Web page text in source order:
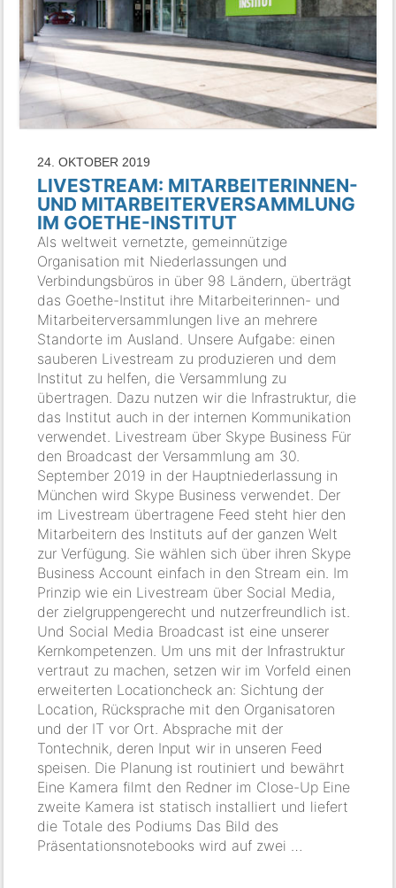
24. OKTOBER 2019
LIVESTREAM: MITARBEITERINNEN-
UND MITARBEITERVERSAMMLUNG
IM GOETHE-INSTITUT
Als weltweit vernetzte, gemeinnützige
Organisation mit Niederlassungen und
Verbindungsbüros in über 98 Ländern, überträgt
das Goethe-Institut ihre Mitarbeiterinnen- und
Mitarbeiterversammlungen live an mehrere
Standorte im Ausland. Unsere Aufgabe: einen
sauberen Livestream zu produzieren und dem
Institut zu helfen, die Versammlung zu
übertragen. Dazu nutzen wir die Infrastruktur, die
das Institut auch in der internen Kommunikation
verwendet. Livestream über Skype Business Für
den Broadcast der Versammlung am 30.
September 2019 in der Hauptniederlassung in
München wird Skype Business verwendet. Der
im Livestream übertragene Feed steht hier den
Mitarbeitern des Instituts auf der ganzen Welt
zur Verfügung. Sie wählen sich über ihren Skype
Business Account einfach in den Stream ein. Im
Prinzip wie ein Livestream über Social Media,
der zielgruppengerecht und nutzerfreundlich ist.
Und Social Media Broadcast ist eine unserer
Kernkompetenzen. Um uns mit der Infrastruktur
vertraut zu machen, setzen wir im Vorfeld einen
erweiterten Locationcheck an: Sichtung der
Location, Rücksprache mit den Organisatoren
und der IT vor Ort. Absprache mit der
Tontechnik, deren Input wir in unseren Feed
speisen. Die Planung ist routiniert und bewährt
Eine Kamera filmt den Redner im Close-Up Eine
zweite Kamera ist statisch installiert und liefert
die Totale des Podiums Das Bild des
Präsentationsnotebooks wird auf zwei …